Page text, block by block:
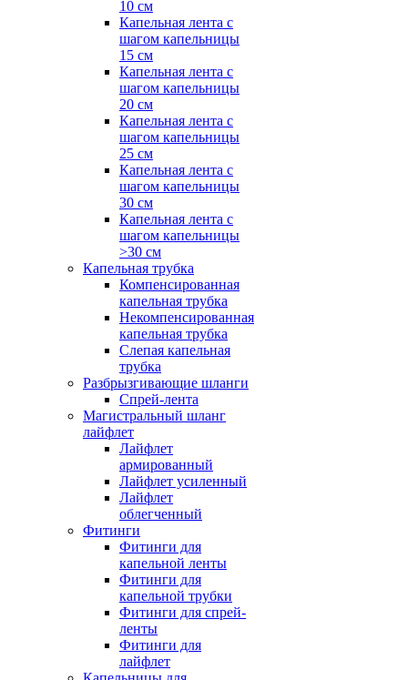
10 см
Капельная лента с
шагом капельницы
15 см
Капельная лента с
шагом капельницы
20 см
Капельная лента с
шагом капельницы
25 см
Капельная лента с
шагом капельницы
30 см
Капельная лента с
шагом капельницы
>30 см
Капельная трубка
Компенсированная
капельная трубка
Некомпенсированная
капельная трубка
Слепая капельная
трубка
Разбрызгивающие шланги
Спрей-лента
Магистральный шланг
лайфлет
Лайфлет
армированный
Лайфлет усиленный
Лайфлет
облегченный
Фитинги
Фитинги для
капельной ленты
Фитинги для
капельной трубки
Фитинги для спрей-
ленты
Фитинги для
лайфлет